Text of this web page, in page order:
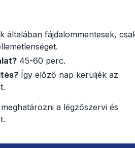
általában fájdalommentesek,
45-60 perc.
Így előző nap kerüljék az
a légzőszervi és